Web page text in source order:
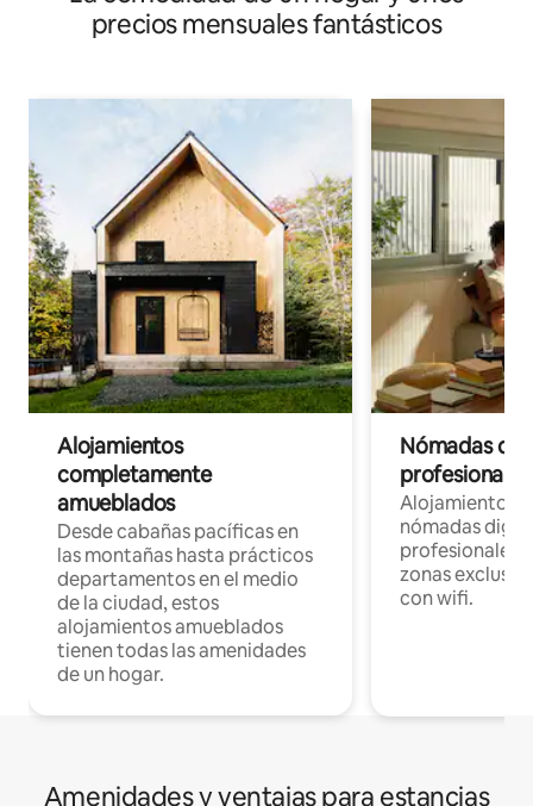
precios mensuales fantásticos
Alojamientos
completamente
amueblados
Desde cabañas pacíficas en
las montañas hasta prácticos
departamentos en el medio
de la ciudad, estos
alojamientos amueblados
tienen todas las amenidades
de un hogar.
Nómadas
Alojamientos
nómadas
profesionales
zonas
con wifi.
Amenidades y ventajas para estancias